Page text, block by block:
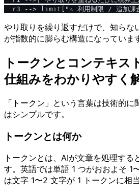
やり取りを繰り返すだけで、知らな
が指数的に膨らむ構造になっていま
トークンとコンテキス
仕組みをわかりやすく
「トークン」という言葉は技術的
はシンプルです。
トークンとは何か
トークンとは、AIが文章を処理する
す。英語では単語 1 つがおおよそ 1
は文字 1〜2 文字が 1 トークンに相当